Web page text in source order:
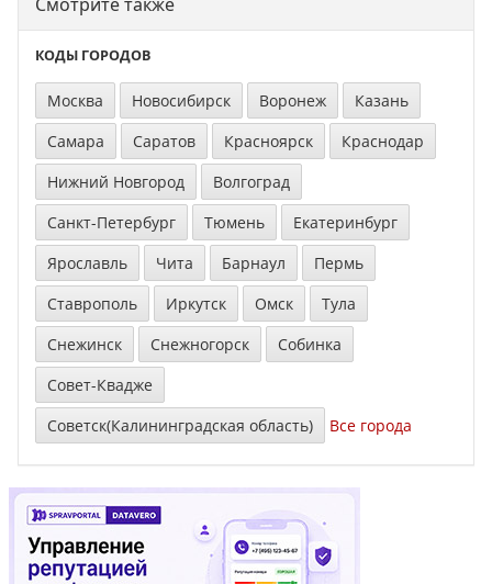
КОДЫ ГОРОДОВ
Москва Новосибирск Воронеж
Казань
Самара
Саратов Красноярск
Краснодар
Нижний Новгород
Волгоград
Санкт-Петербург
Тюмень
Екатеринбург
Ярославль
Чита Барнаул
Пермь
Ставрополь
Иркутск Омск
Тула
Снежинск
Снежногорск
Собинка
Совет-Квадже
Советск(Калининградская область)
Все города